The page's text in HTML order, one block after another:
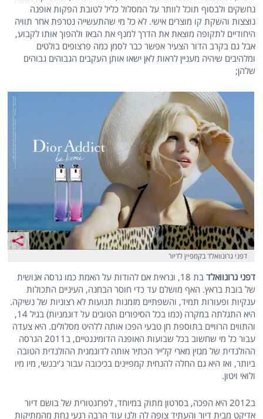
נחשקים ולבסוף תוכל לוותר על המסלול כליל לטובת הפקות אופנה
נוצצות והשקת קו מוצרים אישי. לא כל מי שהתעשייה נטרפת אחר תוויה
היחודיים לתקופה מוצאת את הדרך למנף את הבאז ולהפוך אותו לקבוע,
אבל גם בקרב הדור הצעיר אפשר כבר לסמן כמה פרצופים בולטים
ומלהיבים שיהיה מעניין לראות לאן ישאו אותן העקבים הגבוהים גבוהים
שלהן;
דפני גרונוואלד בקמפיין לדיור
דפני גרונוואלד
בת 18, ונראית אם להודות על האמת כמו גרסה אנושית
של בובת בראץ. האף מושלם עד כדי חוסר הבחנה, העיניים התכולות
ענקיות ופעורות תמיד, והשפתיים מזמנות תנועות לא רצוניות של נשיקה.
היא התגלתה במקרה (כמו בכל הסיפורים הטובים על דוגמניות) בגיל 14,
והתווים הרוויים בתוספת חן טבעי הפכו אותה ללהיט מסלולים. היא צעדה
עבור כל מי שחשוב בכל שבועות האופנה הדומיננטיים, ב2011 הגרסה
ההולנדית של מגזין מארי קלייר הכתיר אותה לדוגמנית ההולנדית הטובה
ביותר, ואז היא גם החלה להנחית קמפיינים בכיכובה עבור ג'יבנשי, מיו מיו
ולואי ויטון.
ב2012 היא הפכה, בסרטון מתוק במיוחד, לפרזנטורית של בושם דיור
אדיקט מבית דיור והעתיד צופה לה ולנו עוד הרבה רגעי נחת מהמתיקות